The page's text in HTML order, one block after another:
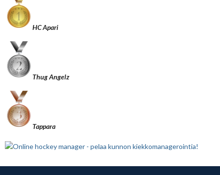
HC Apari
Thug Angelz
Tappara